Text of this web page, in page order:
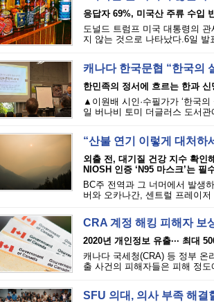
응답자 69%, 미국산 주류 수입
도널드 트럼프 미국 대통령의
지 않는 것으로 나타났다.6일
캐나다 한국문협 “한국의
한민족의 정서에 흐르는 한과 신
▲이원배 시인·수필가가 ‘한국
일 버나비 토미 더글러스 도서관
“산불 연기 이렇게 대처하
외출 전, 대기질 건강 지수 확인
NIOSH 인증 ‘N95 마스크’는 필
BC주 전역과 그 너머에서 발생
버와 오카나간, 센트럴 프레이
CRA 계정 해킹 피해자 보
2020년 개인정보 유출··· 최대
캐나다 국세청(CRA) 등 정부 온
출 사건의 피해자들은 피해 정
SFU 의대, 의사 부족 해